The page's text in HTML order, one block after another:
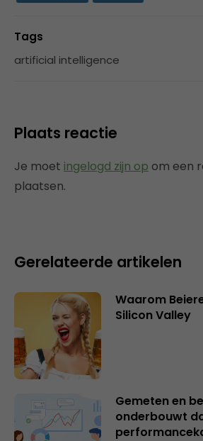
Tags
artificial intelligence
Plaats reactie
Je moet ingelogd zijn op om een
plaatsen.
Gerelateerde artikelen
Waarom
Silicon Valley
Gemeten en
onderbouwt